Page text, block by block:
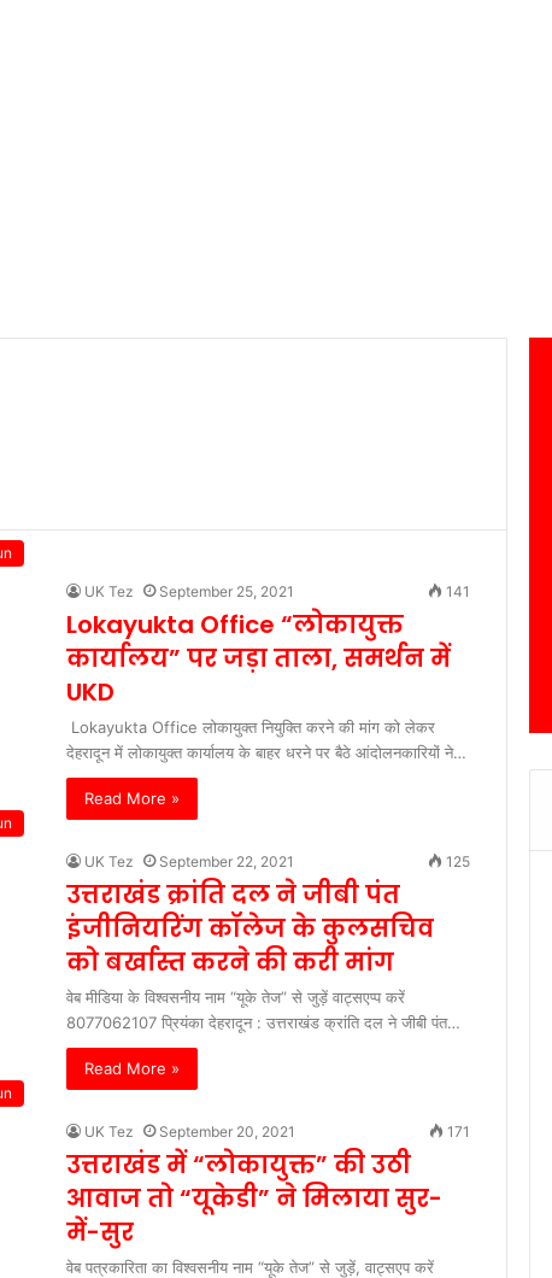
UK Tez September 25, 2021 141
Lokayukta Office “लोकायुक्त
कार्यालय” पर जड़ा ताला, समर्थन में
UKD
Lokayukta Office लोकायुक्त नियुक्ति करने की मांग को लेकर
देहरादून में लोकायुक्त कार्यालय के बाहर धरने पर बैठे आंदोलनकारियों ने…
Read More »
UK Tez September 22, 2021 125
उत्तराखंड क्रांति दल ने जीबी पंत
इंजीनियरिंग कॉलेज के कुलसचिव
को बर्खास्त करने की करी मांग
वेब मीडिया के विश्वसनीय नाम “यूके तेज” से जुड़ें वाट्सएप्प करें
8077062107 प्रियंका देहरादून : उत्तराखंड क्रांति दल ने जीबी पंत…
Read More »
UK Tez September 20, 2021 171
उत्तराखंड में “लोकायुक्त” की उठी
आवाज तो “यूकेडी” ने मिलाया सुर-
में-सुर
वेब पत्रकारिता का विश्वसनीय नाम “यूके तेज” से जुड़ें, वाट्सएप करें